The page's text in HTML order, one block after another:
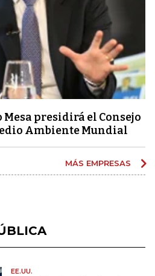
presidirá el Consejo
Ambiente Mundial
MÁS EMPRESAS
EE.UU.